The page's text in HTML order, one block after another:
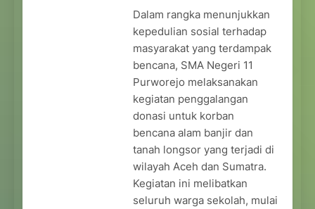
Dalam rangka menunjukkan
kepedulian sosial terhadap
masyarakat yang terdampak
bencana, SMA Negeri 11
Purworejo melaksanakan
kegiatan penggalangan
donasi untuk korban
bencana alam banjir dan
tanah longsor yang terjadi di
wilayah Aceh dan Sumatra.
Kegiatan ini melibatkan
seluruh warga sekolah, mulai